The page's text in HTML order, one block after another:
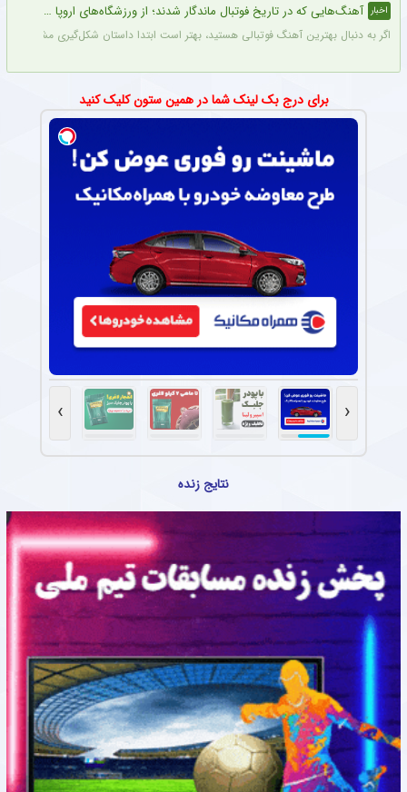
اخبار آهنگ‌هایی که در تاریخ فوتبال ماندگار شدند؛ از ورزشگاه‌های اروپا تا جام جهانی
اگر به دنبال بهترین آهنگ فوتبالی هستید، بهتر است ابتدا داستان شکل‌گیری
برای درج بک لینک شما در همین ستون کلیک کنید
‹
›
نتایج زنده